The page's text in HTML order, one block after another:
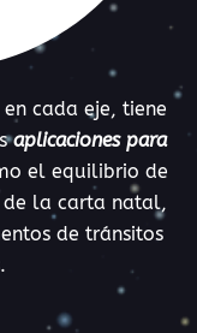
cada eje, tiene
aplicaciones para
el equilibrio de
de la carta natal,
de tránsitos